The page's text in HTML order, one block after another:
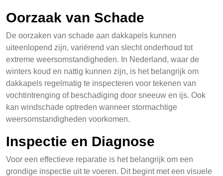
Oorzaak van Schade
De oorzaken van schade aan dakkapels kunnen
uiteenlopend zijn, variërend van slecht onderhoud tot
extreme weersomstandigheden. In Nederland, waar de
winters koud en nattig kunnen zijn, is het belangrijk om
dakkapels regelmatig te inspecteren voor tekenen van
vochtintrenging of beschadiging door sneeuw en ijs. Ook
kan windschade optreden wanneer stormachtige
weersomstandigheden voorkomen.
Inspectie en Diagnose
Voor een effectieve reparatie is het belangrijk om een
grondige inspectie uit te voeren. Dit begint met een visuele